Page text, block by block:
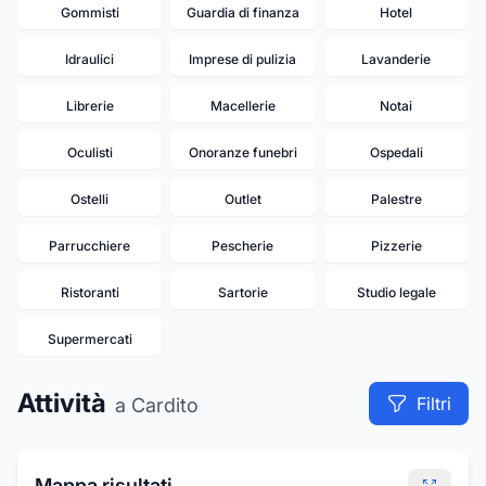
Gommisti Guardia di finanza Hotel
Idraulici Imprese di pulizia Lavanderie
Librerie Macellerie Notai
Oculisti Onoranze funebri Ospedali
Ostelli Outlet Palestre
Parrucchiere Pescherie Pizzerie
Ristoranti Sartorie Studio legale
Supermercati
Attività a Cardito Filtri